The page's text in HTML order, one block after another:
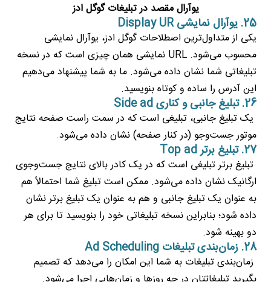
یوآرال مقصد در تبلیغات گوگل ادز
25. یوآرال نمایشی Display UR
یکی از متداول‌ترین اصطلاحات گوگل ادز، یوآرال نمایشی
محسوب می‌شود. URL نمایشی همان چیزی است که در نسخه
تبلیغاتی شما نشان داده می‌شود. ما به شما پیشنهاد می‌دهیم
این آدرس را ساده و کوتاه بنویسید.
26. تبلیغ جانبی و کناری Side ad
یک تبلیغ جانبی، تبلیغی است که در سمت راست صفحه نتایج
موتور جست‌وجو (در کنار صفحه) نشان داده می‌شود.
27. تبلیغ برتر Top ad
تبلیغ برتر تبلیغی است که در یک کادر بالای نتایج جست‌وجوی
ارگانیک نشان داده می‌شود. ممکن است تبلیغ شما احتمالاً هم
به عنوان یک تبلیغ جانبی و هم به عنوان یک تبلیغ برتر نشان
داده شود؛ بنابراین نسخه تبلیغاتی خود را بنویسید تا برای هر
دو بهینه شود.
28. زمان‌بندی تبلیغات Ad Scheduling
زمان‌بندی تبلیغات به شما این امکان را می‌دهد که تصمیم